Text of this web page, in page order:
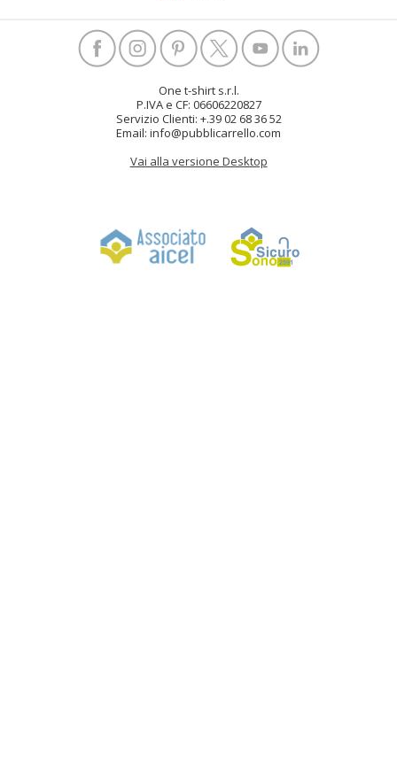
One t-shirt s.r.l.
P.IVA e CF: 06606220827
Servizio Clienti: +.39 02 68 36 52
Email: info@pubblicarrello.com
Vai alla versione Desktop